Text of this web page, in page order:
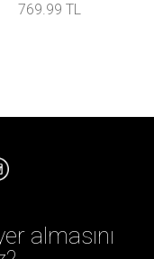
769.99 TL
almasını